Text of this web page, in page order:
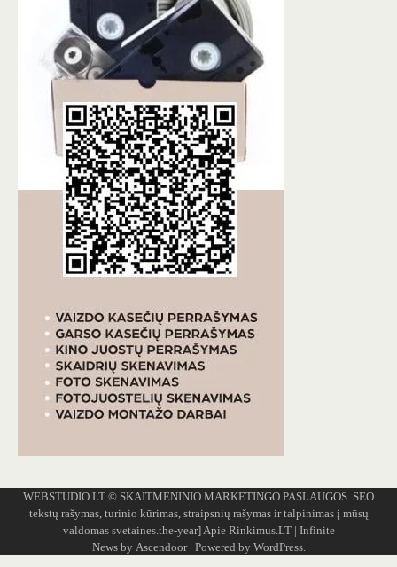
WEBSTUDIO.LT © SKAITMENINIO MARKETINGO PASLAUGOS. SEO
tekstų rašymas, turinio kūrimas, straipsnių rašymas ir talpinimas į mūsų
valdomas svetaines.the-year]Apie Rinkimus.LT| Infinite
News by Ascendoor| Powered by WordPress.